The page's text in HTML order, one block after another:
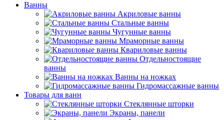
Ванны
Акриловые ванны
Стальные ванны
Чугунные ванны
Мраморные ванны
Квариловые ванны
Отдельностоящие
ванны
Ванны на ножках
Гидромассажные ванны
Товары для ванн
Стеклянные шторки
Экраны, панели